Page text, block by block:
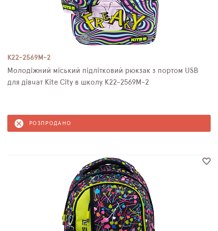
K22-2569M-2
Молодіжний міський підлітковий рюкзак з портом USB
для дівчат Kite City в школу K22-2569M-2
РОЗПРОДАНО